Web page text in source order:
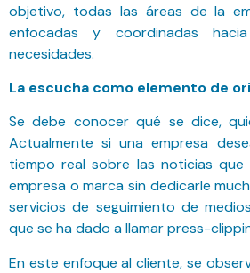
objetivo, todas las áreas de la
enfocadas y coordinadas
necesidades.
La escucha como elemento de
Se debe conocer qué se dice,
Actualmente si una empresa
tiempo real sobre las noticias
empresa o marca sin dedicarle
servicios de seguimiento de
que se ha dado a llamar press-
En este enfoque al cliente, se